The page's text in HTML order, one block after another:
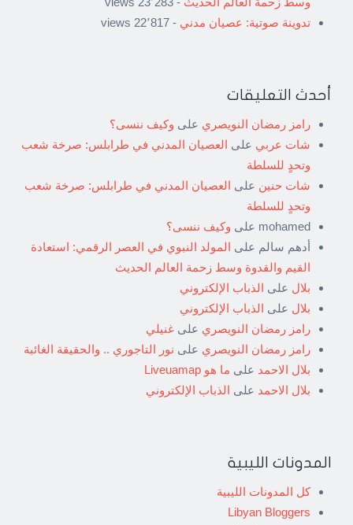
تدوينة صوتية: عصيان مدني - 22٬817 views
أحدث التعليقات
رامز رمضان النويصري على وكيف ننسى؟
شات عربي على العصيان المدني في طرابلس: صرخة شعب
وتحدٍ للسلطة
شات حنين على العصيان المدني في طرابلس: صرخة شعب
وتحدٍ للسلطة
mohamed على وكيف ننسى؟
أدهم سالم على المولد النبوي في العصر الرقمي: استعادة
القيم والقدوة وسط زحمة العالم الحديث
بلال على الذباب الإلكتروني
بلال على الذباب الإلكتروني
رامز رمضان النويصري على غنيلي
رامز رمضان النويصري على نور التاجوري .. والحقيقة الغائبة
بلال الاحمد على ما هو Liveuamap
بلال الاحمد على الذباب الإلكتروني
المدونات الليبية
كل المدونات الليبية
Libyan Bloggers